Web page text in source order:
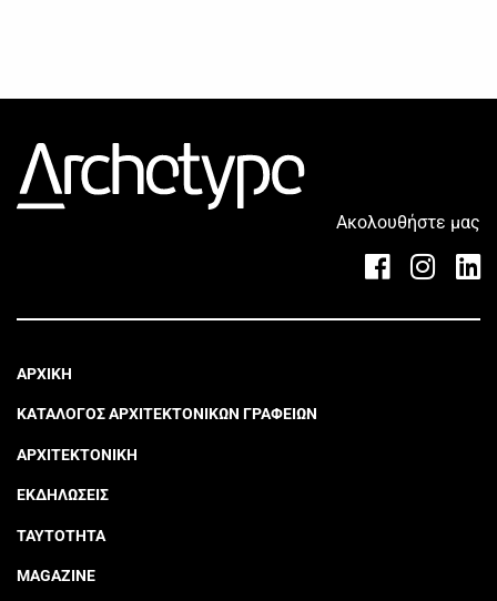
Ακολουθήστε μας
ΑΡΧΙΚΗ
ΚΑΤΑΛΟΓΟΣ ΑΡΧΙΤΕΚΤΟΝΙΚΩΝ ΓΡΑΦΕΙΩΝ
ΑΡΧΙΤΕΚΤΟΝΙΚΗ
ΕΚΔΗΛΩΣΕΙΣ
ΤΑΥΤΟΤΗΤΑ
MAGAZINE